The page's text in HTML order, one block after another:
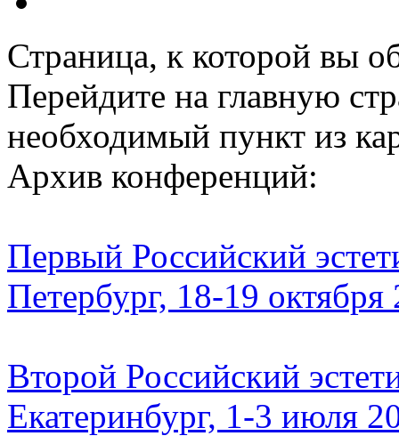
Страница, к которой вы
Перейдите на главную
необходимый пункт из
Архив конференций:
Первый Российский
Петербург, 18-19 октября
Второй Российский
Екатеринбург, 1-3 июля